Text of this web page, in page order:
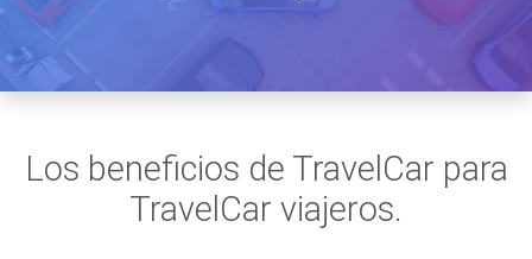
Los beneficios de TravelCar para
TravelCar viajeros.